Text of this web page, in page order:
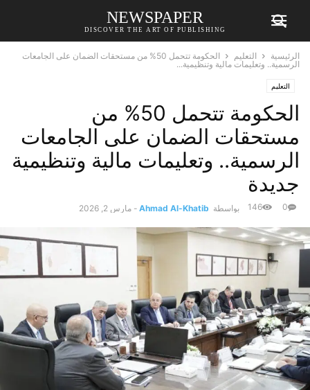
NEWSPAPER
DISCOVER THE ART OF PUBLISHING
الرئيسية التعليم
الحكومة تتحمل 50% من مستحقات الضمان على الجامعات
الرسمية.. وتعليمات مالية وتنظيمية...
التعليم
الحكومة تتحمل 50% من
مستحقات الضمان على الجامعات
الرسمية.. وتعليمات مالية وتنظيمية
جديدة
بواسطة Ahmad Al-Khatib
- مارس 2, 2026 0
146